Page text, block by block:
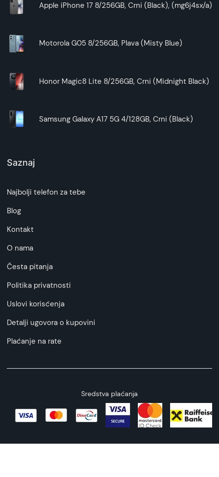
Apple iPhone 17 8/256GB, Crni (Black), (mg6j4sx/a)
Motorola G05 8/256GB, Plava (Misty Blue)
Honor Magic8 Lite 8/256GB, Crni (Midnight Black)
Samsung Galaxy A17 5G 4/128GB, Crni (Black)
Saznaj
Najbolji telefon za tebe
Blog
Kontakt
O nama
Česta pitanja
Politika privatnosti
Uslovi korisćenja
Detalji ugovora o kupovini
Plaćanje na rate
Sredstva plaćanja